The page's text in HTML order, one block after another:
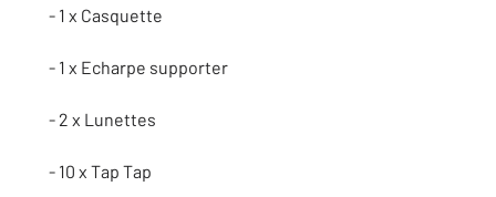
- 1 x Casquette
- 1 x Echarpe supporter
- 2 x Lunettes
- 10 x Tap Tap